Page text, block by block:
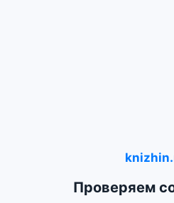
Проверяем